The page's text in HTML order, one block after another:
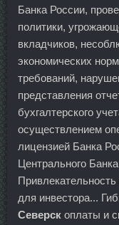
Банка России,
политики,
вкладчиков,
экономических
требований,
представления
бухгалтерского
осуществлением
лицензией Банка
Центрального
для инвестора...
Северск оплаты и